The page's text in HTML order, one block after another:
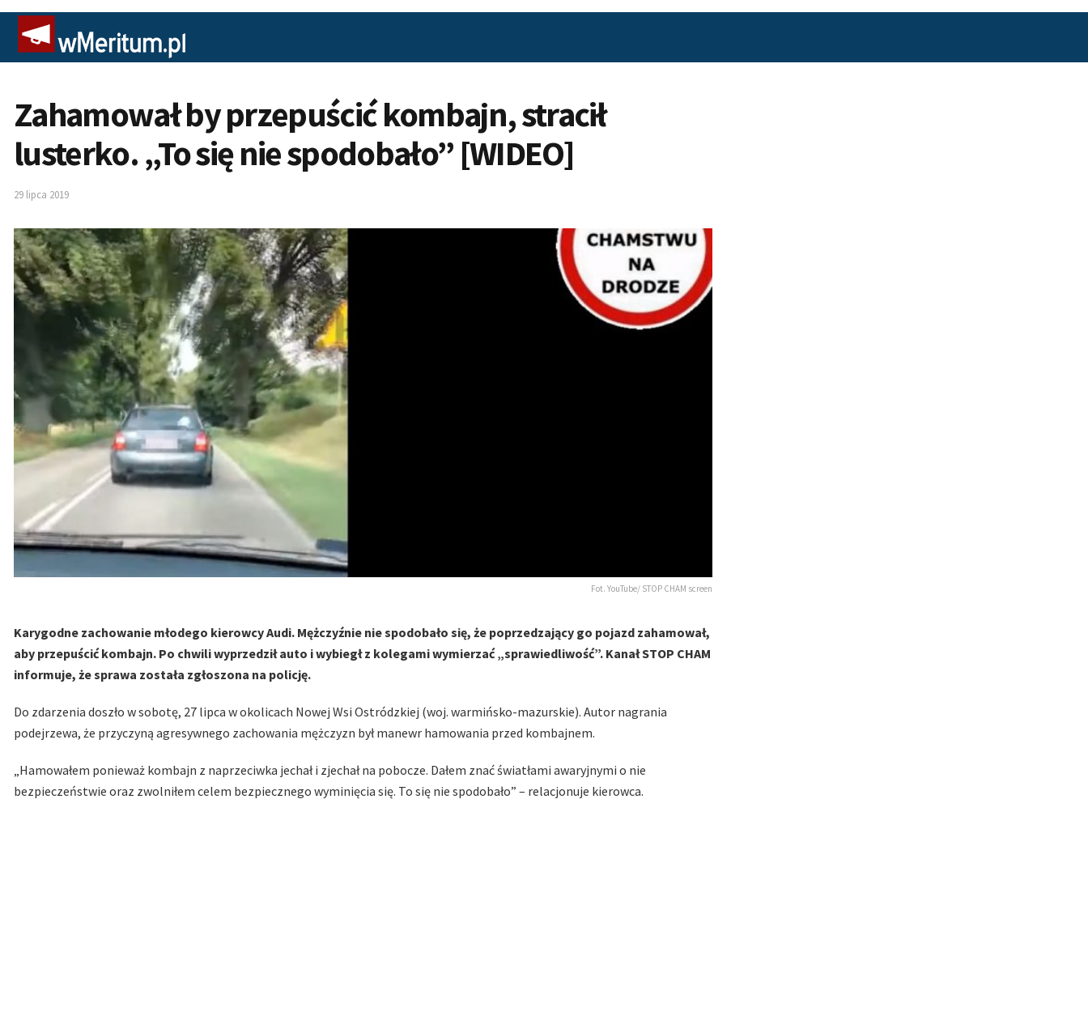
Zahamował by przepuścić kombajn, stracił
lusterko. „To się nie spodobało” [WIDEO]
29 lipca 2019
Fot. YouTube/ STOP CHAM screen
Karygodne zachowanie młodego kierowcy Audi. Mężczyźnie nie spodobało się, że poprzedzający go pojazd zahamował,
aby przepuścić kombajn. Po chwili wyprzedził auto i wybiegł z kolegami wymierzać „sprawiedliwość”. Kanał STOP CHAM
informuje, że sprawa została zgłoszona na policję.
Do zdarzenia doszło w sobotę, 27 lipca w okolicach Nowej Wsi Ostródzkiej (woj. warmińsko-mazurskie). Autor nagrania
podejrzewa, że przyczyną agresywnego zachowania mężczyzn był manewr hamowania przed kombajnem.
„Hamowałem ponieważ kombajn z naprzeciwka jechał i zjechał na pobocze. Dałem znać światłami awaryjnymi o nie
bezpieczeństwie oraz zwolniłem celem bezpiecznego wyminięcia się. To się nie spodobało” – relacjonuje kierowca.